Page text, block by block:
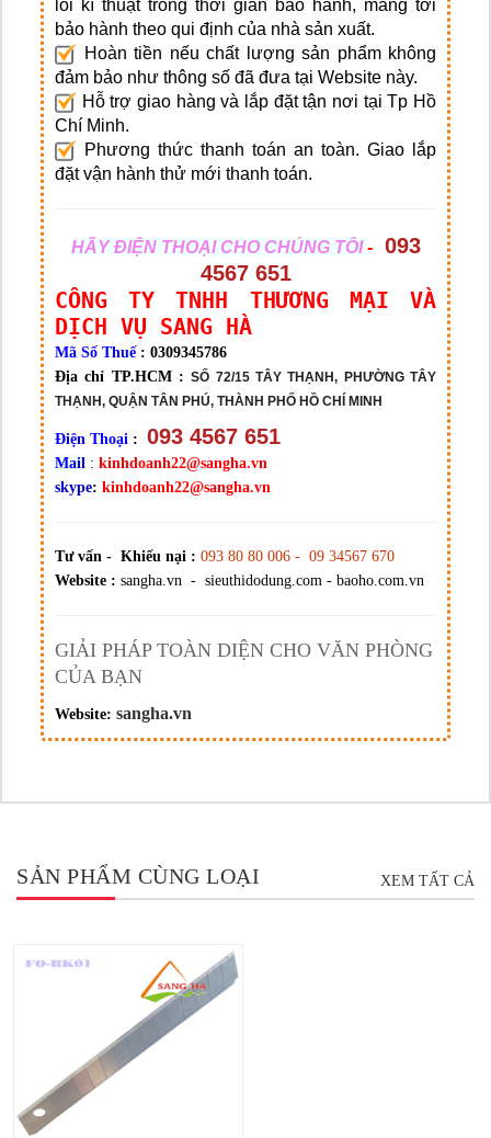
lỗi kĩ thuật trong thời gian bảo hành, mang tới
bảo hành theo qui định của nhà sản xuất.
Hoàn tiền nếu chất lượng sản phẩm không
đảm bảo như thông số đã đưa tại Website này.
Hỗ trợ giao hàng và lắp đặt tận nơi tại Tp Hồ
Chí Minh.
Phương thức thanh toán an toàn. Giao lắp
đặt vận hành thử mới thanh toán.
HÃY ĐIỆN THOẠI CHO CHÚNG TÔI -
093
4567 651
CÔNG TY TNHH THƯƠNG MẠI VÀ
DỊCH VỤ SANG HÀ
Mã Số Thuế : 0309345786
Địa chỉ TP.HCM : SỐ 72/15 TÂY THẠNH, PHƯỜNG TÂY
THẠNH, QUẬN TÂN PHÚ, THÀNH PHỐ HỒ CHÍ MINH
Điện Thoại : 093 4567 651
Mail : kinhdoanh22@sangha.vn
skype: kinhdoanh22@sangha.vn
Tư vấn - Khiếu nại : 093 80 80 006 - 09 34567 670
Website : sangha.vn - sieuthidodung.com - baoho.com.vn
GIẢI PHÁP TOÀN DIỆN CHO VĂN PHÒNG
CỦA BẠN
Website: sangha.vn
SẢN PHẨM CÙNG LOẠI XEM TẤT CẢ